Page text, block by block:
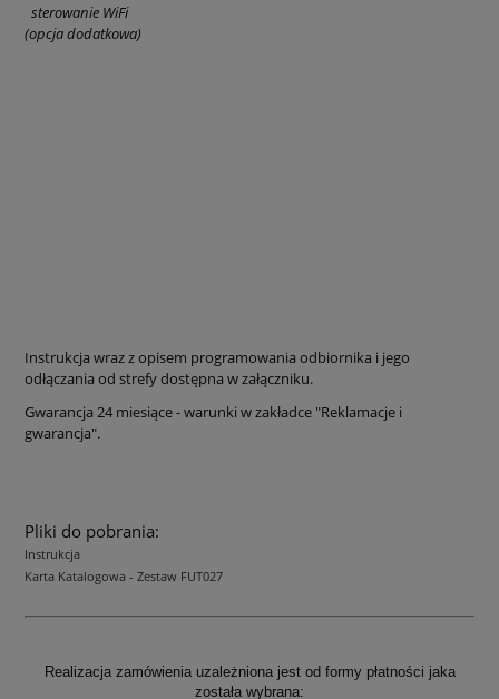
sterowanie WiFi
(opcja dodatkowa)
Instrukcja wraz z opisem programowania odbiornika i jego
odłączania od strefy dostępna w załączniku.
Gwarancja 24 miesiące - warunki w zakładce "Reklamacje i
gwarancja".
Pliki do pobrania:
Instrukcja
Karta Katalogowa - Zestaw FUT027
Realizacja zamówienia uzależniona jest od formy płatności jaka
została wybrana: